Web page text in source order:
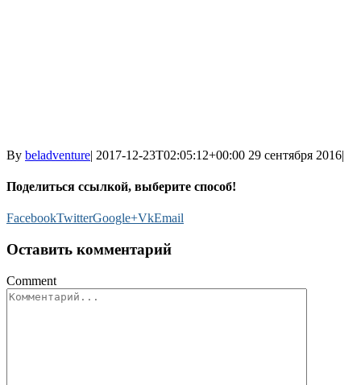
By beladventure| 2017-12-23T02:05:12+00:00 29 сентября 2016|
Поделиться ссылкой, выберите способ!
FacebookTwitterGoogle+VkEmail
Оставить комментарий
Comment